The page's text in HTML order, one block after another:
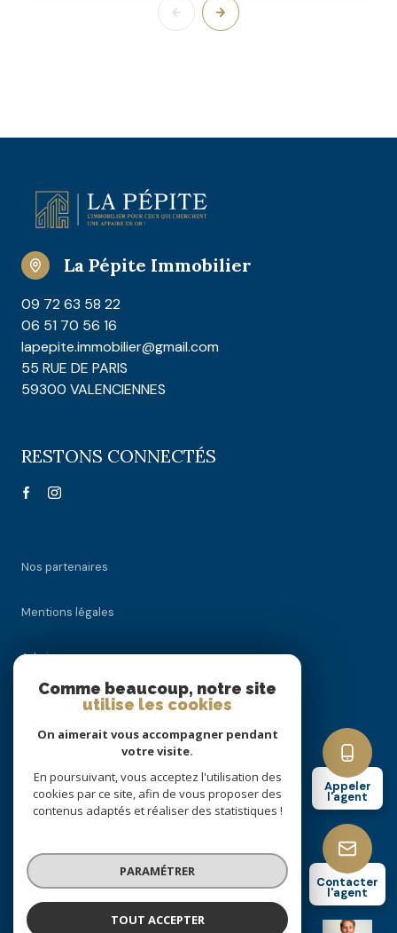
Appeler
l'agent
Contacter
l'agent
La Pépite Immobilier
09 72 63 58 22
06 51 70 56 16
lapepite.immobilier@gmail.com
55 RUE DE PARIS
59300 VALENCIENNES
RESTONS CONNECTÉS
Nos partenaires
Mentions légales
Admin
Nos honoraires
Cookies
© 2026 | Tous droits réservés
Réalisé par
Comme beaucoup, notre site
utilise les cookies
On aimerait vous accompagner pendant
votre visite.
En poursuivant, vous acceptez l'utilisation des
cookies par ce site, afin de vous proposer des
contenus adaptés et réaliser des statistiques !
PARAMÉTRER
TOUT ACCEPTER